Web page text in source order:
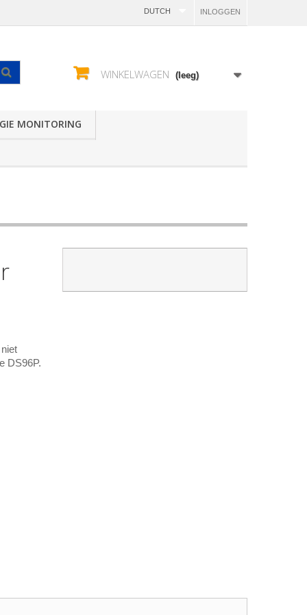
INLOGGEN
DUTCH
WINKELWAGEN (leeg)
MONITORING
DS96P.